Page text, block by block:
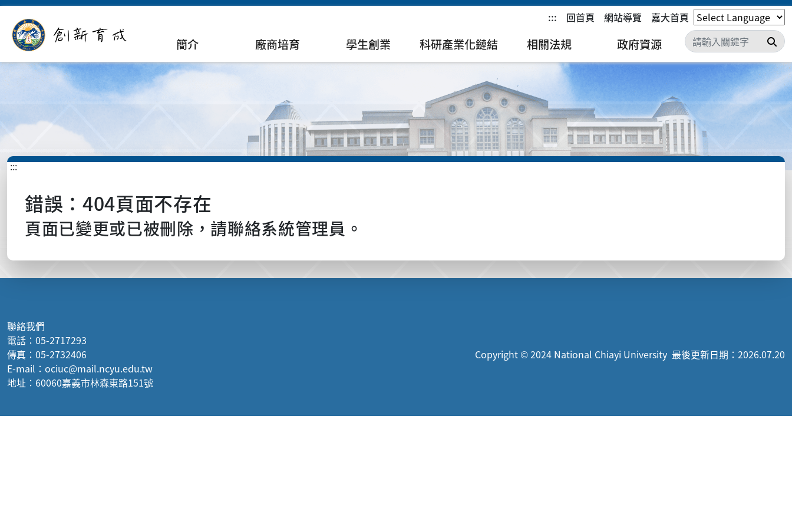
::: 回首頁 網站導覽 嘉大首頁
簡介 廠商培育 學生創業 科研產業化鏈結 相關法規 政府資源 搜
:::
錯誤：404頁面不存在
頁面已變更或已被刪除，請聯絡系統管理員。
聯絡我們
電話：05-2717293
傳真：05-2732406
E-mail：ociuc@mail.ncyu.edu.tw
地址：60060嘉義市林森東路151號
Copyright © 2024 National Chiayi University 最後更新日期：2026.07.20